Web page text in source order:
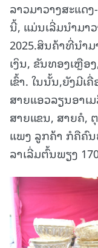
ລາວມາວາງສະແດ
ນີ້, ແມ່ນເລີ່ມນໍາມາ
2025.ສິນຄ້າທີ່ນໍາ
ເງິນ, ຂັນທອງເຫຼື
ເຂົ້າ. ໃນນັ້ນ,ຍັງມີເ
ສາຍແອວລຽນອາເ
ສາຍແຂນ, ສາຍຄໍ,
ແພງ ລູກຄ້າ ກໍຄືຄົນ
ລາເລີ່ມຕົ້ນພຽງ